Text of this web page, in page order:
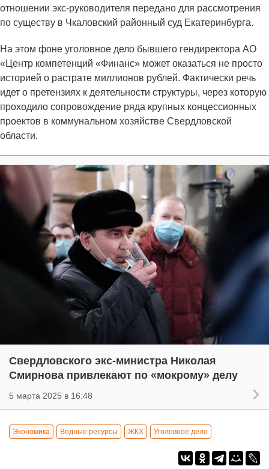
отношении экс-руководителя передано для рассмотрения
по существу в Чкаловский районный суд Екатеринбурга.
На этом фоне уголовное дело бывшего гендиректора АО
«Центр компетенций «Финанс» может оказаться не просто
историей о растрате миллионов рублей. Фактически речь
идет о претензиях к деятельности структуры, через которую
проходило сопровождение ряда крупных концессионных
проектов в коммунальном хозяйстве Свердловской
области.
Свердловского экс-министра Николая
Смирнова привлекают по «мокрому» делу
5 марта 2025 в 16:48
Экономика Водные ресурсы ЖКХ Уголовное дело